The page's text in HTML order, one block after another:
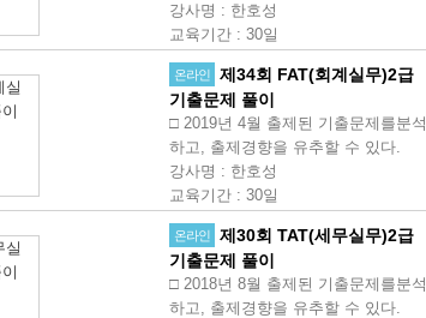
강사명 : 한호성
교육기간 : 30일
온라인
제34회 FAT(회계실무)2급
기출문제 풀이
□ 2019년 4월 출제된 기출문제를분석
하고, 출제경향을 유추할 수 있다.
강사명 : 한호성
교육기간 : 30일
온라인
제30회 TAT(세무실무)2급
기출문제 풀이
□ 2018년 8월 출제된 기출문제를분석
하고, 출제경향을 유추할 수 있다.